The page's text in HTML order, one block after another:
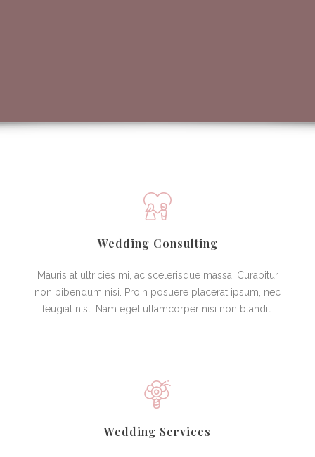
Wedding Consulting
Mauris at ultricies mi, ac scelerisque massa. Curabitur
non bibendum nisi. Proin posuere placerat ipsum, nec
feugiat nisl. Nam eget ullamcorper nisi non blandit.
Wedding Services